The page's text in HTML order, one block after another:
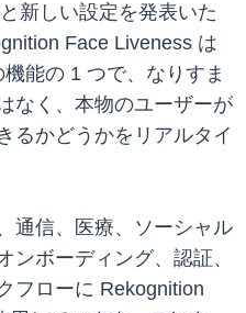
新しい設定を発表いた
Face Liveness は
能の 1 つで、なりすま
なく、本物のユーザーが
るかどうかをリアルタイ
通信、医療、ソーシャル
ンボーディング、認証、
フローに Rekognition